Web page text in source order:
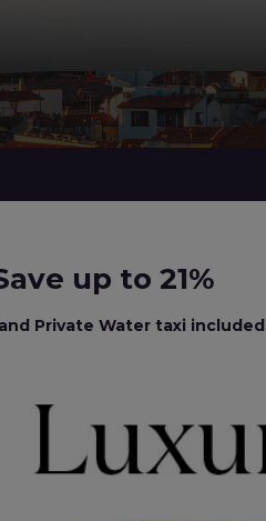
up to 21%
Private Water taxi included